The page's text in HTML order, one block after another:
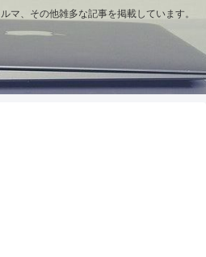
マ、その他雑多な記事を掲載しています。